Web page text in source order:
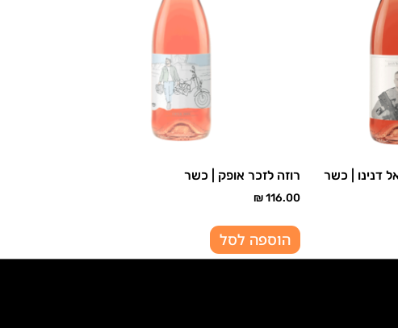
רוזה לזכר אופק | כשר
₪116.00
הוספה לסל